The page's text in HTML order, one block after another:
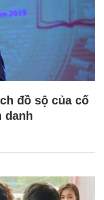
đồ sộ của cố
danh